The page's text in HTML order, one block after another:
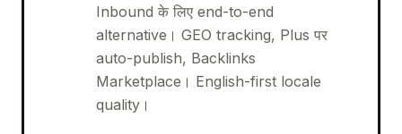
Inbound के लिए end-to-end
alternative। GEO tracking, Plus पर
auto-publish, Backlinks
Marketplace। English-first locale
quality।